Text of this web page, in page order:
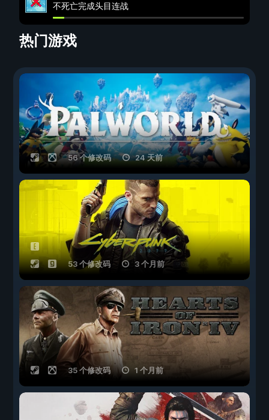
不死亡完成头目连战
热门游戏
56 个修改码 24 天前
53 个修改码 3 个月前
35 个修改码 1 个月前